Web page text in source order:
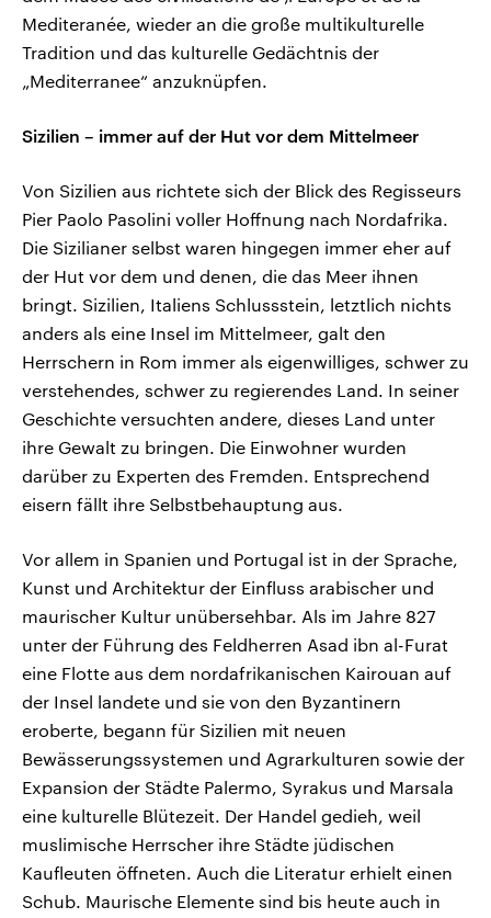
Mediteranée, wieder an die große multikulturelle
Tradition und das kulturelle Gedächtnis der
„Mediterranee“ anzuknüpfen.
Sizilien – immer auf der Hut vor dem Mittelmeer
Von Sizilien aus richtete sich der Blick des Regisseurs
Pier Paolo Pasolini voller Hoffnung nach Nordafrika.
Die Sizilianer selbst waren hingegen immer eher auf
der Hut vor dem und denen, die das Meer ihnen
bringt. Sizilien, Italiens Schlussstein, letztlich nichts
anders als eine Insel im Mittelmeer, galt den
Herrschern in Rom immer als eigenwilliges, schwer zu
verstehendes, schwer zu regierendes Land. In seiner
Geschichte versuchten andere, dieses Land unter
ihre Gewalt zu bringen. Die Einwohner wurden
darüber zu Experten des Fremden. Entsprechend
eisern fällt ihre Selbstbehauptung aus.
Vor allem in Spanien und Portugal ist in der Sprache,
Kunst und Architektur der Einfluss arabischer und
maurischer Kultur unübersehbar. Als im Jahre 827
unter der Führung des Feldherren Asad ibn al-Furat
eine Flotte aus dem nordafrikanischen Kairouan auf
der Insel landete und sie von den Byzantinern
eroberte, begann für Sizilien mit neuen
Bewässerungssystemen und Agrarkulturen sowie der
Expansion der Städte Palermo, Syrakus und Marsala
eine kulturelle Blütezeit. Der Handel gedieh, weil
muslimische Herrscher ihre Städte jüdischen
Kaufleuten öffneten. Auch die Literatur erhielt einen
Schub. Maurische Elemente sind bis heute auch in